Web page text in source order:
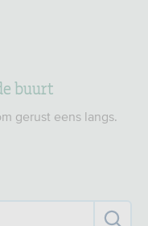
buurt
gerust eens langs.